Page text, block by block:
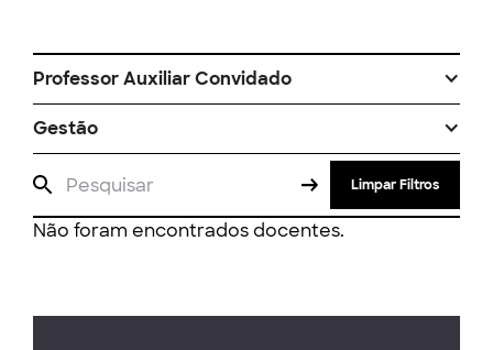
Professor Auxiliar Convidado
Gestão
Limpar Filtros
Não foram encontrados docentes.